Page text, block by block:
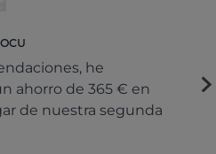
OCU
he
ahorro de 365 € en
de nuestra segunda